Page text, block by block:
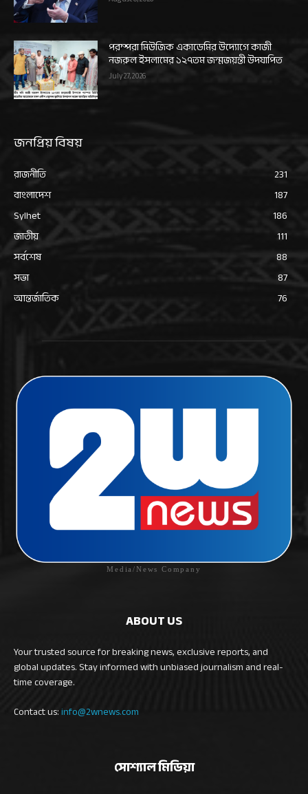
পরম্পরা মিউজিক একাডেমির উদ্যোগে কাজী
নজরুল ইসলামের ১২৭তম জন্মজয়ন্তী উদযাপিত
July 27, 2026
জনপ্রিয় বিষয়
রাজনীতি
231
বাংলাদেশ
187
Sylhet
186
জাতীয়
111
সর্বশেষ
88
সভা
87
আন্তর্জাতিক
76
Media/News Company
ABOUT US
Your trusted source for breaking news, exclusive reports, and
global updates. Stay informed with unbiased journalism and real-
time coverage.
Contact us:info@2wnews.com
সোশ্যাল মিডিয়া